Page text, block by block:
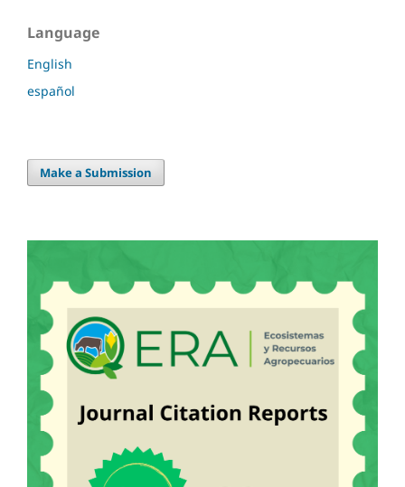
Language
English
español
Make a Submission